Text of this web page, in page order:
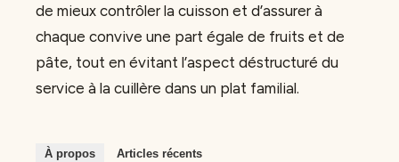
de mieux contrôler la cuisson et d’assurer à
chaque convive une part égale de fruits et de
pâte, tout en évitant l’aspect déstructuré du
service à la cuillère dans un plat familial.
À propos Articles récents